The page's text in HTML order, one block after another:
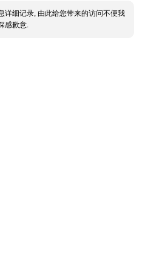
详细记录, 由此给您带来的访问不便我
感歉意.